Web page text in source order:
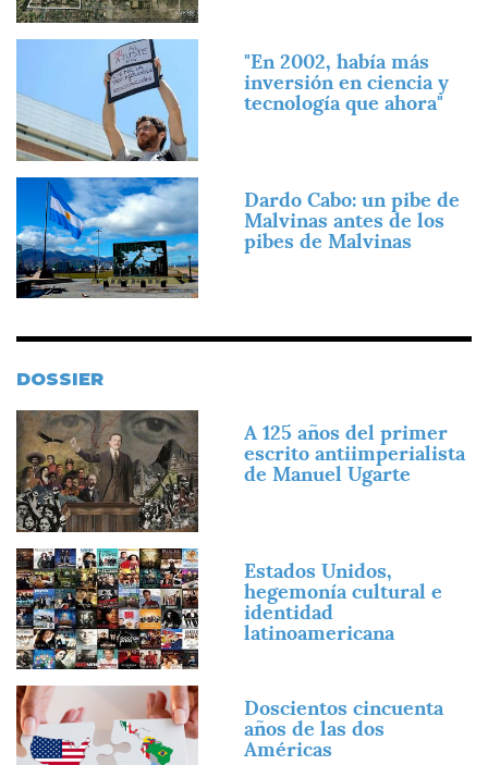
"En 2002, había más
inversión en ciencia y
tecnología que ahora"
Imagen
Dardo Cabo: un pibe de
Malvinas antes de los
pibes de Malvinas
DOSSIER
Imagen
A 125 años del primer
escrito antiimperialista
de Manuel Ugarte
Imagen
Estados Unidos,
hegemonía cultural e
identidad
latinoamericana
Imagen
Doscientos cincuenta
años de las dos
Américas